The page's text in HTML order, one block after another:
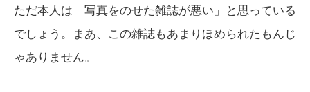
ただ本人は「写真をのせた雑誌が悪い」と思っている
でしょう。まあ、この雑誌もあまりほめられたもんじ
ゃありません。